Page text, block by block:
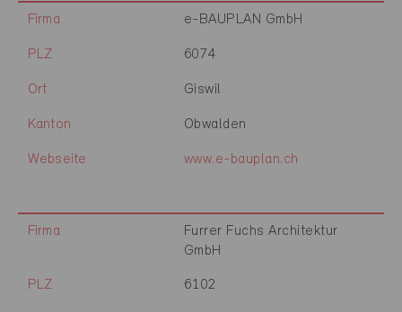
Firma e-BAUPLAN GmbH
PLZ 6074
Ort Giswil
Kanton Obwalden
Webseite www.e-bauplan.ch
Firma
Furrer Fuchs Architektur
GmbH
PLZ 6102